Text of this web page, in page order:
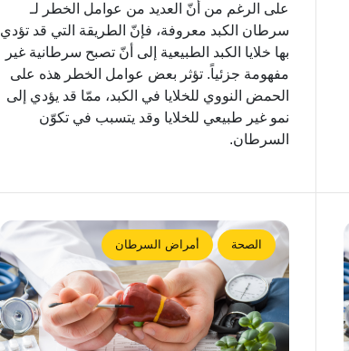
على الرغم من أنّ العديد من عوامل الخطر لـ
سرطان الكبد معروفة، فإنّ الطريقة التي قد تؤدي
بها خلايا الكبد الطبيعية إلى أنّ تصبح سرطانية غير
مفهومة جزئياً. تؤثر بعض عوامل الخطر هذه على
الحمض النووي للخلايا في الكبد، ممّا قد يؤدي إلى
نمو غير طبيعي للخلايا وقد يتسبب في تكوّن
السرطان.
الصحة أمراض السرطان